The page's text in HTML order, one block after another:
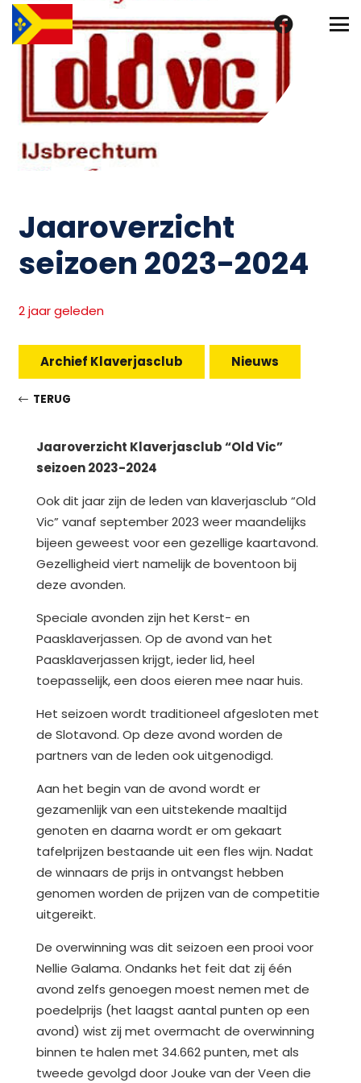
Jaaroverzicht
seizoen 2023-2024
2 jaar geleden
Archief Klaverjasclub Nieuws
TERUG
Jaaroverzicht Klaverjasclub “Old Vic”
seizoen 2023-2024
Ook dit jaar zijn de leden van klaverjasclub “Old
Vic” vanaf september 2023 weer maandelijks
bijeen geweest voor een gezellige kaartavond.
Gezelligheid viert namelijk de boventoon bij
deze avonden.
Speciale avonden zijn het Kerst- en
Paasklaverjassen. Op de avond van het
Paasklaverjassen krijgt, ieder lid, heel
toepasselijk, een doos eieren mee naar huis.
Het seizoen wordt traditioneel afgesloten met
de Slotavond. Op deze avond worden de
partners van de leden ook uitgenodigd.
Aan het begin van de avond wordt er
gezamenlijk van een uitstekende maaltijd
genoten en daarna wordt er om gekaart
tafelprijzen bestaande uit een fles wijn. Nadat
de winnaars de prijs in ontvangst hebben
genomen worden de prijzen van de competitie
uitgereikt.
De overwinning was dit seizoen een prooi voor
Nellie Galama. Ondanks het feit dat zij één
avond zelfs genoegen moest nemen met de
poedelprijs (het laagst aantal punten op een
avond) wist zij met overmacht de overwinning
binnen te halen met 34.662 punten, met als
tweede gevolgd door Jouke van der Veen die